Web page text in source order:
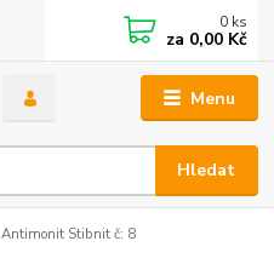
Menu
Hledat
0 ks
za 0,00 Kč
Antimonit Stibnit č: 8